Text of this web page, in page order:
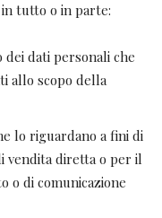
tutto o in parte:
dati personali che
allo scopo della
lo riguardano a fini di
vendita diretta o per il
o di comunicazione